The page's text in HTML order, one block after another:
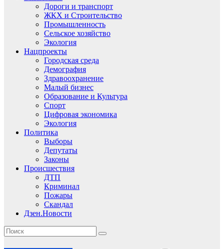
Дороги и транспорт
ЖКХ и Строительство
Промышленность
Сельское хозяйство
Экология
Нацпроекты
Городская среда
Демография
Здравоохранение
Малый бизнес
Образование и Культура
Спорт
Цифровая экономика
Экология
Политика
Выборы
Депутаты
Законы
Происшествия
ДТП
Криминал
Пожары
Скандал
Дзен.Новости